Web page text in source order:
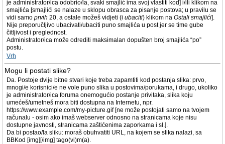
je administrator/ica odobrio/la, svaki smajlić ima svoj vlastiti kod] i/ili klikom na
smajlića [smajlići se nalaze u sklopu obrasca za pisanje postova; u pravilu se
vidi samo prvih 20, a ostale možeš vidjeti (i ubaciti) klikom na Ostali smajlići].
Nije preporučljivo ubacivati/ubaciti puno smajlića u post jer se time gube
čitljivost i preglednost.
Administrator/ica može odrediti maksimalan dopušten broj smajlića “po”
postu.
Vrh
Mogu li postati slike?
Da. Postoje dvije bitne stvari koje treba zapamtiti kod postanja slika: prvo,
mnogi/e korisnici/e ne vole puno slika u postovima/porukama, i drugo, ukoliko
je administrator/ica foruma onemogućio postanje privitaka, slika koju
umećeš/umetneš mora biti dostupna na Internetu, npr.
https://www.example.com/my-picture.gif [ne može postojati samo na tvojem
računalu - osim ako imaš webserver odnosno na stranicama koje nisu
dostupne javnosti, stranicama zaštićenima zaporkama i sl.].
Da bi postao/la sliku: moraš obuhvatiti URL, na kojem se slika nalazi, sa
BBKod [img][/img] tago(vi)m(a).